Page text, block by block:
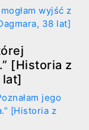
[Historia z
lat]